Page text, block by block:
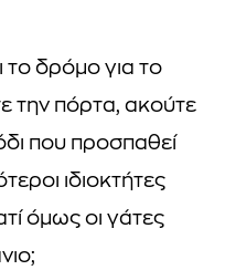
δρόμο για το
την πόρτα, ακούτε
που προσπαθεί
ιδιοκτήτες
όμως οι γάτες